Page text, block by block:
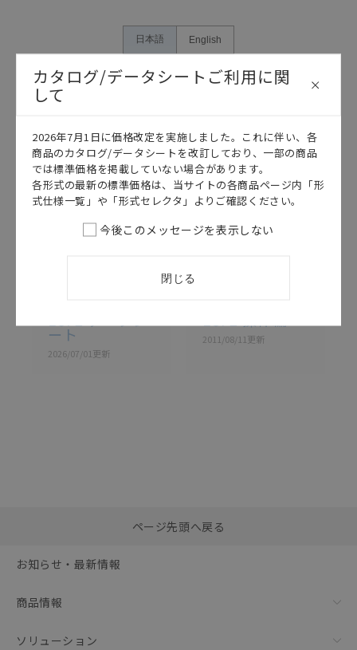
ン事例は参考用ですので、ご採用に際しては機器・装
置の機能や安全性をご確認のうえご使用ください。・
商品に接続される推奨機器等、現在では入手困難なも
のもそのまま記載しています。・誤字、脱字が含まれ
ている可能性がありますがご容赦ください。
ものであり、変更・改定させていただいている可能性
があります。改めて当サイトの掲載内容をご確認のう
え、ご用命下さいますようお願いいたします。
日本語 English
E8F2
ート
2026/07/01更新
2011/08/11更新
括ダウンロード
ページ先頭へ戻る
お知らせ・最新情報
商品情報
ソリューション
カタログ/データシートご利用に関
して
2026年7月1日に価格改定を実施しました。これに伴い、各
商品のカタログ/データシートを改訂しており、一部の商品
では標準価格を掲載していない場合があります。
各形式の最新の標準価格は、当サイトの各商品ページ内「形
式仕様一覧」や「形式セレクタ」よりご確認ください。
今後このメッセージを表示しない
閉じる